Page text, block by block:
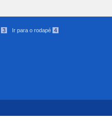
3 Ir para o rodapé 4